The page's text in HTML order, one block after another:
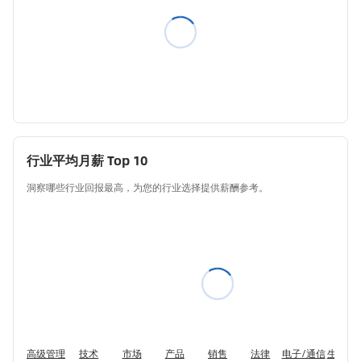
行业平均月薪 Top 10
洞察哪些行业回报最高，为您的行业选择提供薪酬参考。
高级管理 技术 市场 产品 销售 法律 电子/通信生产制